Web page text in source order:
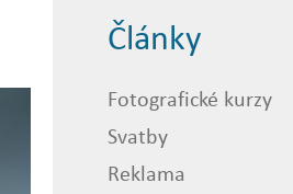
Články
Fotografické kurzy
Svatby
Reklama